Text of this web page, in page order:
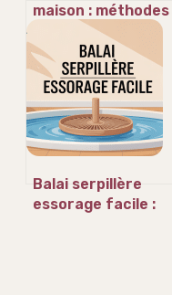
maison : méthodes
simples pour un
résultat
impeccable
Balai serpillère
essorage facile :